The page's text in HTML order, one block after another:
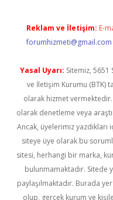
Reklam ve İletişim: E-
forumhizmeti@gmail.com
Yasal Uyarı: Sitemiz, 5651
ve İletişim Kurumu (BTK)
olarak hizmet
olarak denetleme veya
Ancak, üyelerimiz
siteye üye olarak bu
sitesi, herhangi bir marka,
bulunmamaktadır. Sitede
paylaşılmaktadır. Burada
olup, gerçek kurum ve